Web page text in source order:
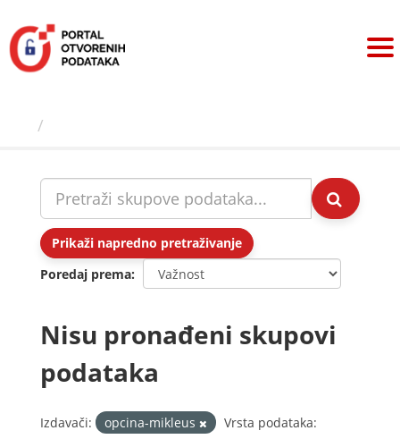
sadržaj
Prikaži napredno pretraživanje
Poredaj prema
Nisu pronađeni skupovi
podataka
Izdavači: opcina-mikleus
Vrsta podataka: